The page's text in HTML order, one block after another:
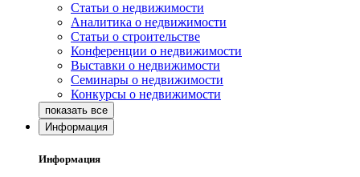
Статьи о недвижимости
Аналитика о недвижимости
Статьи о строительстве
Конференции о недвижимости
Выставки о недвижимости
Семинары о недвижимости
Конкурсы о недвижимости
Информация
Информация